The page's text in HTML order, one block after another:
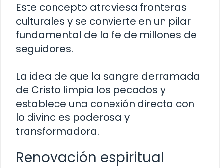
Este concepto atraviesa fronteras
culturales y se convierte en un pilar
fundamental de la fe de millones de
seguidores.
La idea de que la sangre derramada
de Cristo limpia los pecados y
establece una conexión directa con
lo divino es poderosa y
transformadora.
Renovación espiritual